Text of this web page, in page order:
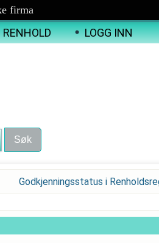
firma
RENHOLD LOGG INN
Godkjenningsstatus i